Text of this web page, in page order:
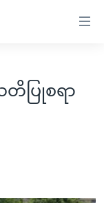
တိပြုစရာ